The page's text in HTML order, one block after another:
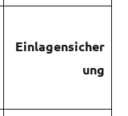
Einlagensicher
ung